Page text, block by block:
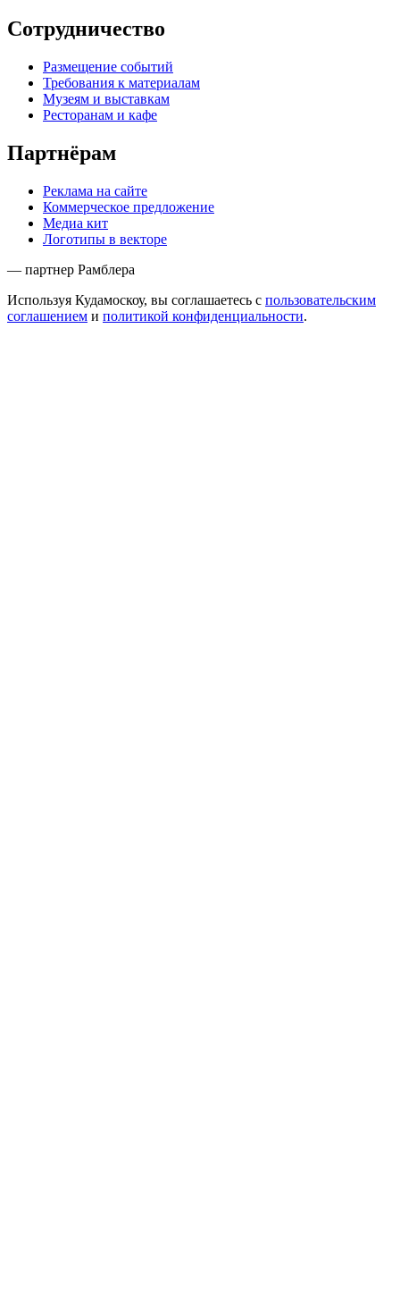
Сотрудничество
Размещение событий
Требования к материалам
Музеям и выставкам
Ресторанам и кафе
Партнёрам
Реклама на сайте
Коммерческое предложение
Медиа кит
Логотипы в векторе
— партнер Рамблера
Используя Кудамоскоу, вы соглашаетесь с пользовательским
соглашением и политикой конфиденциальности.